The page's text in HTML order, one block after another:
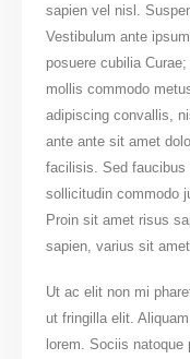
sapien vel nisl.
Vestibulum ante
posuere cubilia
mollis commodo
adipiscing convallis,
ante ante sit amet
facilisis. Sed faucibus
sollicitudin commodo
Proin sit amet risus
sapien, varius sit
Ut ac elit non mi
ut fringilla elit.
lorem. Sociis